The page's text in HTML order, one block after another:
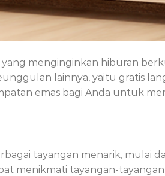
menginginkan hiburan
lainnya, yaitu gratis
emas bagi Anda untuk
tayangan menarik, mulai
menikmati tayangan-